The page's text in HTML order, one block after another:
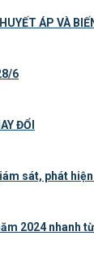
ÁP VÀ
6
ĐỔI
sát, phát
2024 nhanh